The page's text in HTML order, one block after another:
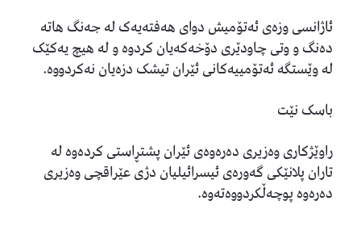
ئاژانسی وزەی ئەتۆمیش دوای هەفتەیەک لە جەنگ هاتە
دەنگ و وتی چاودێری دۆخەکەیان کردوە و لە هیچ یەکێک
لە وێستگە ئەتۆمییەکانی ئێران تیشک دزەیان نەکردووە.
باسک نێت
راوێژکاری وەزیری دەرەوەی ئێران پشتڕاستی کردەوە لە
تاران پلانێکی گەورەی ئیسرائیلیان دژی عێراقچی وەزیری
دەرەوە پوچەڵکردووەتەوە.